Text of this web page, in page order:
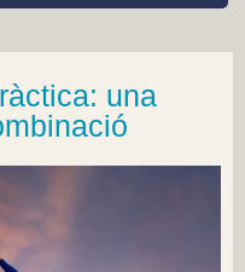
una